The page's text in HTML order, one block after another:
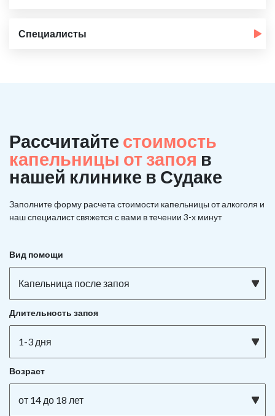
Специалисты
Рассчитайте стоимость
капельницы от запоя в
нашей клинике в Судаке
Заполните форму расчета стоимости капельницы от алкоголя и
наш специалист свяжется с вами в течении 3-х минут
Вид помощи
Капельница после запоя
Длительность запоя
1-3 дня
Возраст
от 14 до 18 лет